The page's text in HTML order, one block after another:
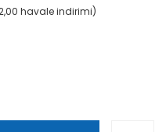
havale indirimi)